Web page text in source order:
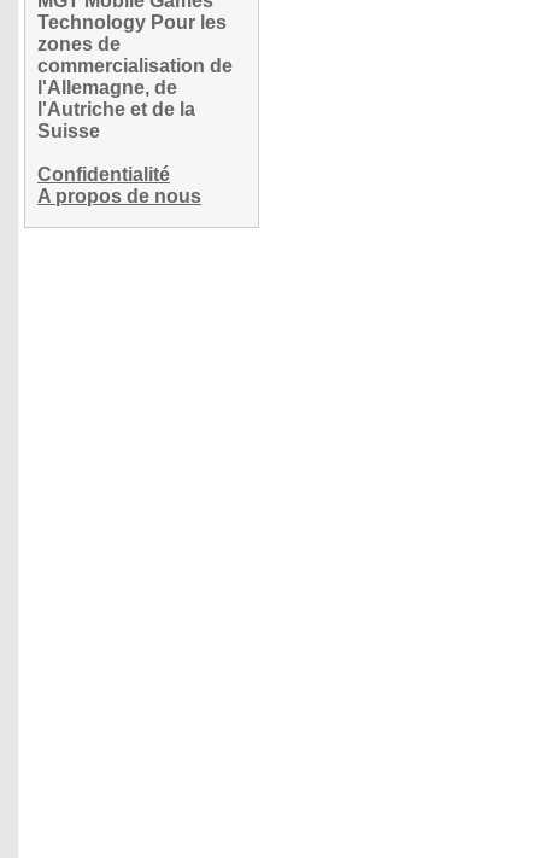
Technology Pour les
zones de
commercialisation de
l'Allemagne, de
l'Autriche et de la
Suisse
Confidentialité
A propos de nous